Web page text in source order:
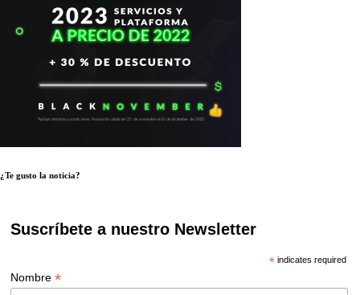
¿Te gusto la noticia?
Suscríbete a nuestro Newsletter
*indicates required
Nombre*